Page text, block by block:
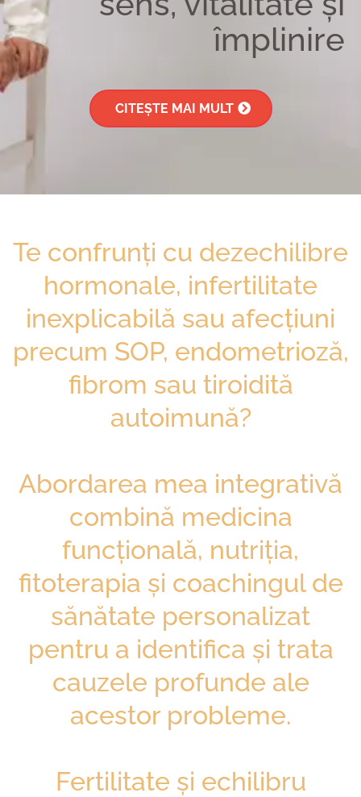
împlinire
CITEȘTE MAI MULT
Te confrunți cu dezechilibre
hormonale, infertilitate
inexplicabilă sau afecțiuni
precum SOP, endometrioză,
fibrom sau tiroidită
autoimună?
Abordarea mea integrativă
combină medicina
funcțională, nutriția,
fitoterapia și coachingul de
sănătate personalizat
pentru a identifica și trata
cauzele profunde ale
acestor probleme.
Fertilitate și echilibru